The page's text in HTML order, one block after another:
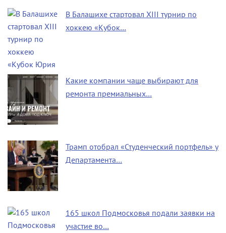
В Балашихе стартовал XIII турнир по
хоккею «Кубок…
Какие компании чаще выбирают для
ремонта премиальных…
Трамп отобрал «Студенческий портфель» у
Департамента…
165 школ Подмосковья подали заявки на
участие во…